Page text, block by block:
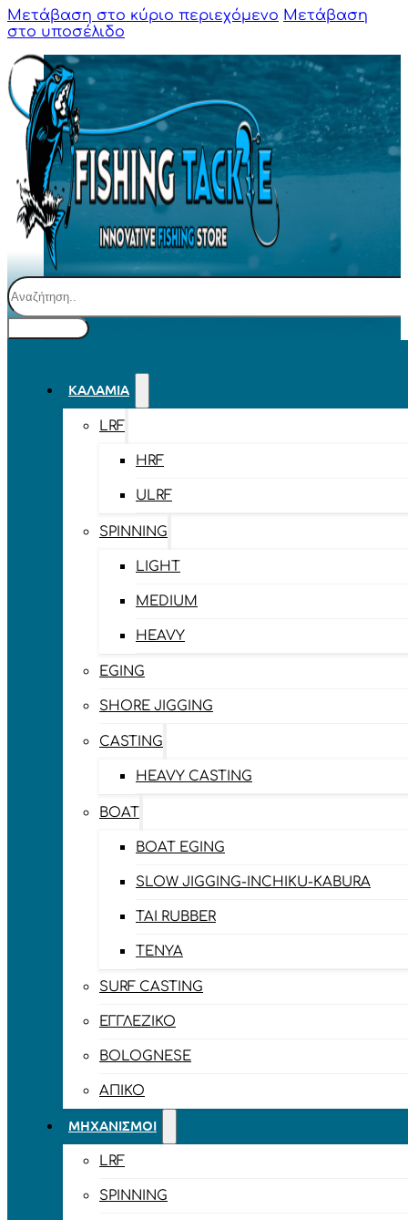
Μετάβαση στο κύριο περιεχόμενο Μετάβαση
στο υποσέλιδο
Αναζήτηση
ΚΑΛΆΜΙΑ
LRF
HRF
ULRF
SPINNING
LIGHT
MEDIUM
HEAVY
EGING
SHORE JIGGING
CASTING
HEAVY CASTING
BOAT
BOAT EGING
SLOW JIGGING-INCHIKU-KABURA
TAI RUBBER
TENYA
SURF CASTING
ΕΓΓΛΈΖΙΚΟ
BOLOGNESE
ΑΠΊΚΟ
ΜΗΧΑΝΙΣΜΟΊ
LRF
SPINNING